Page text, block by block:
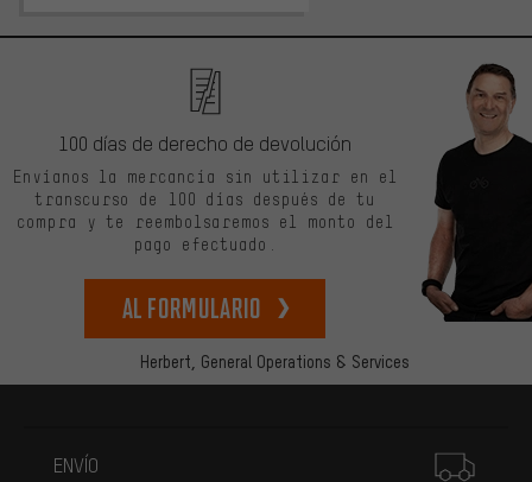
Herbert, General Operations & Services
100 días de derecho de devolución
Envíanos la mercancía sin utilizar en el
transcurso de 100 días después de tu
compra y te reembolsaremos el monto del
pago efectuado.
Al formulario
ENVÍO